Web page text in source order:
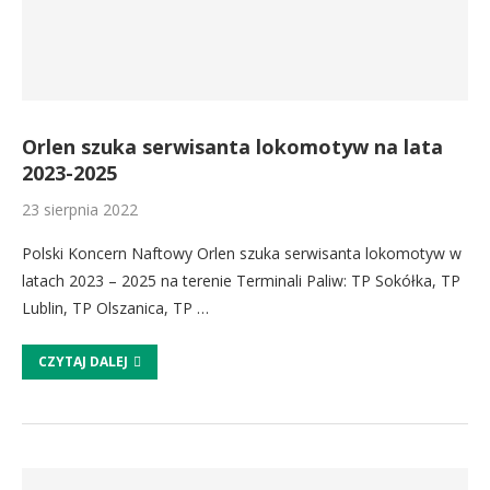
Orlen szuka serwisanta lokomotyw na lata
2023-2025
23 sierpnia 2022
Polski Koncern Naftowy Orlen szuka serwisanta lokomotyw w
latach 2023 – 2025 na terenie Terminali Paliw: TP Sokółka, TP
Lublin, TP Olszanica, TP …
CZYTAJ DALEJ